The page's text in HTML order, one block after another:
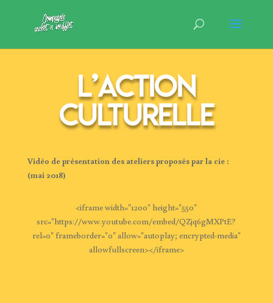
L’action
culturelle
Vidéo de présentation des ateliers proposés par la cie :
(mai 2018)
<iframe width="1200" height="550"
src="https://www.youtube.com/embed/QZjq6gMXPtE?
rel=0" frameborder="0" allow="autoplay; encrypted-media"
allowfullscreen></iframe>